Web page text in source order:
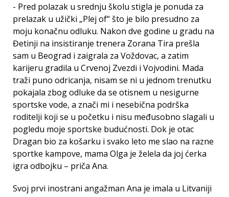
- Pred polazak u srednju školu stigla je ponuda za
prelazak u užički „Plej of“ što je bilo presudno za
moju konačnu odluku. Nakon dve godine u gradu na
Đetinji na insistiranje trenera Zorana Tira prešla
sam u Beograd i zaigrala za Voždovac, a zatim
karijeru gradila u Crvenoj Zvezdi i Vojvodini. Mada
traži puno odricanja, nisam se ni u jednom trenutku
pokajala zbog odluke da se otisnem u nesigurne
sportske vode, a znači mi i nesebična podrška
roditelji koji se u početku i nisu međusobno slagali u
pogledu moje sportske budućnosti. Dok je otac
Dragan bio za košarku i svako leto me slao na razne
sportke kampove, mama Olga je želela da joj ćerka
igra odbojku – priča Ana.
Svoj prvi inostrani angažman Ana je imala u Litvaniji